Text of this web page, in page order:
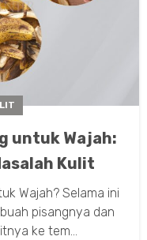
untuk Wajah:
Kulit
Wajah? Selama ini
pisangnya dan
ke tem...